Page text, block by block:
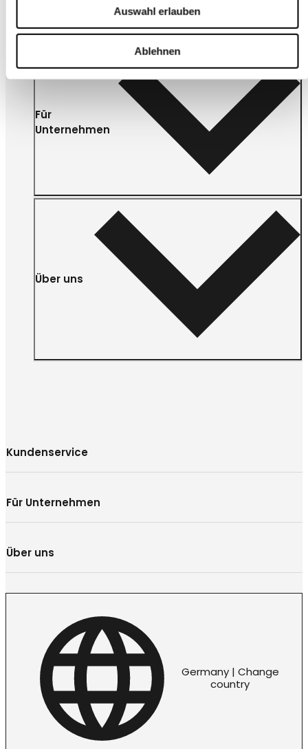
Auswahl erlauben
Ablehnen
Für
Unternehmen
Über uns
Kundenservice
Für Unternehmen
Über uns
Germany | Change
country